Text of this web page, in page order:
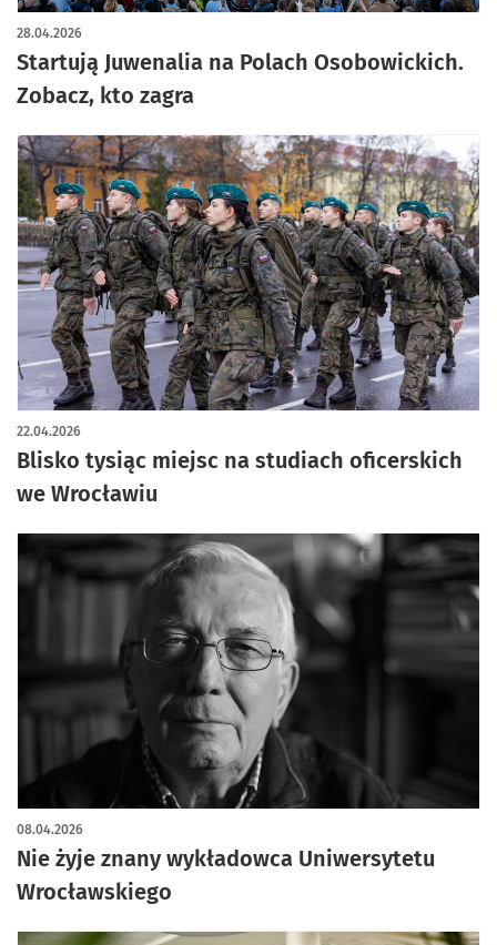
Startują Juwenalia na Polach Osobowickich.
Zobacz, kto zagra
28.04.2026
Blisko tysiąc miejsc na studiach oficerskich
we Wrocławiu
22.04.2026
Nie żyje znany wykładowca Uniwersytetu
Wrocławskiego
08.04.2026